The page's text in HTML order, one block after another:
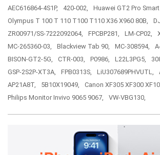
AEC616864-4S1P,
420-002,
Huawei GT2 Pro
Olympus T 100 T 110 T100 T110 X36 X960 80B,
ZR00971/SS-7222092064,
FPCBP281, LM-CP02,
MC-265360-03,
Blackview Tab 90, MC-308594,
BISON-GT2-5G,
CTR-003, P0986, L22L3PG5,
GSP-2S2P-XT3A,
FPB0313S, LiU307689PHVUTL,
AP21A8T,
5B10X19049,
Canon XF305 XF300
Philips Monitor Invivo 9065 9067,
VW-VBG130,